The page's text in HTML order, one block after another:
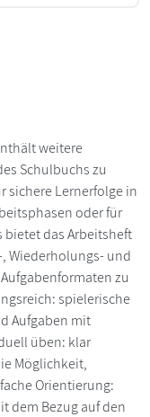
weitere
Schulbuchs zu
sichere Lernerfolge in
oder für
bietet das Arbeitsheft
Wiederholungs- und
zu
spielerische
Aufgaben mit
üben: klar
Möglichkeit,
Orientierung:
dem Bezug auf den